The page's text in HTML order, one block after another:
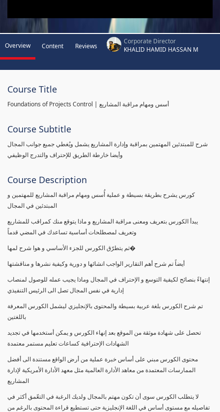
Overview Content Reviews
Corporate Director
KHALID HAMID HASSAN M
Course Title
Foundations of Projects Control | أسس ومهام مراقبة المشاريع
Course Subtitle
شرح للمبتدئين المهتمين بمراقبة وإدارة المشاريع يشمل ويُغطي جميع جوانب المجال
وأيضا خارطة الطريق للإحتراف والتدرج الوظيفي
Course Description
كورس يشرح بطريقة بسيطة و عملية أُسس ومهام مراقبة المشاريع للمهتمين و
المبتدئين في المجال
يبدأ الكورس بتعريف ومعنى مراقبة المشاريع و ماذا يتوقع منك كمراقب للمشاريع
وتعريف لمصطلحات أساسية تساعدك في المضي قدماً
ثم يتطرّق الكورس للجزء الأساسي و هوا شرح لمها�
أيضاً تم شرح أهم التقارير الواجب انشائها و دورية وكيفية نشرها و مناقشتها
إنتهاءً بنصائح لكيفية التوسع و الإحتراف في المجال وماذا يجيب عمله للوصول لمنصاب
إدارية في نفس المجال تصل الى الرئيس التنفيذي
تم شرح الكورس بلغة عربية بسيطة والمحتوى بالإنجليزي ليشمل الكورس المعرفة
باللغتين
تحصل على شهادة موثقة من الموقع بعد إنهاء الكورس و يمكن أستخدمها في تجديد
الشهادات الإحترافية كساعات تعليم مستمر معتمدة
محتوى الكورس مبني على أساس خبرة عملية من أرض الواقع مستندة الى أفضل
الممارسات المعتمدة من معاهد الأدارة العالمية مثل معهد الأدارة الأمريكية لإدارة
المشاريع
لا يتطلب الكورس سوى أن تكون مهتم بالمجال ولديك الرغبة في التعّمق أكثر في
تفاصيله مع مستوى أساس في اللغة الإنجليزية حتى تستطيع قراءة المحتوى بالرغم من